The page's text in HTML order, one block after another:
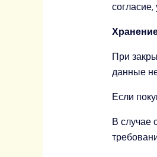
При
данные
Если
В случае